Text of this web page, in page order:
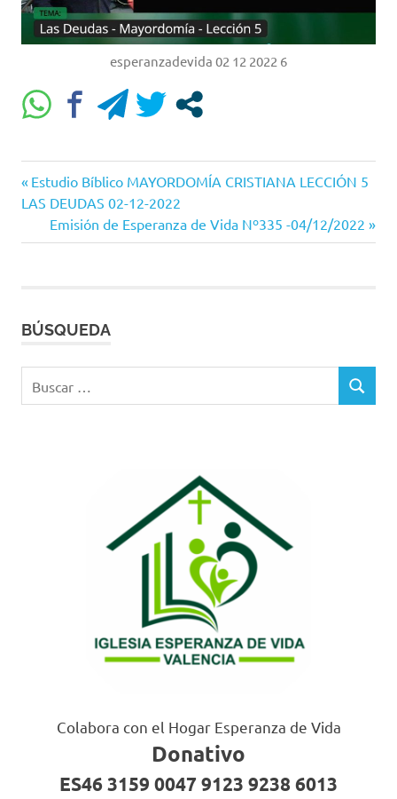
esperanzadevida 02 12 2022 6
Navegación
Entrada
anterior:
Estudio Bíblico MAYORDOMÍA CRISTIANA LECCIÓN 5
LAS DEUDAS 02-12-2022
Siguiente
entrada:
Emisión de Esperanza de Vida Nº335 -04/12/2022
BÚSQUEDA
BUSCAR
Colabora con el Hogar Esperanza de Vida
Donativo
ES46 3159 0047 9123 9238 6013